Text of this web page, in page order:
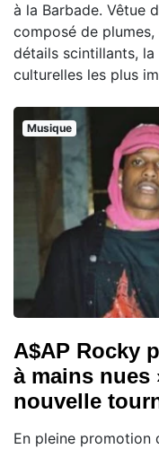
à la Barbade. Vêtue
composé de
détails scintillants, la
culturelles les plus
Musique
A$AP Rocky
à mains nues
nouvelle
En pleine promotion